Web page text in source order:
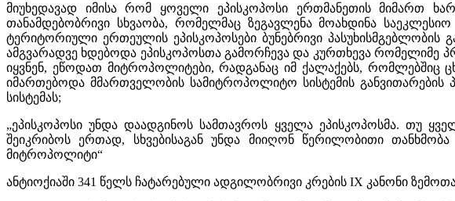
მიუხედავად იმისა რომ ყოველი ეპისკოპოსი ერთმანეთის მიმართ
თანამდებობრივი სხვაობა, რომელმაც ზეგავლენა მოახდინა
ტერიტორიული ერთეულის ეპისკოპოსები ბუნებრივი პასუხისმგებლობის
ამგვარადვე ხდებოდა ეპისკოპოსთა გამორჩევა და კურთხევა რომელიმე
იყვნენ, ეწოდათ მიტროპოლიტები, რადგანაც იმ ქალაქებს, რომლებშიც
იმართებოდა მმართველობის სამიტროპოლიტო სისტემის
სისტემას;
„ეპისკოპოსი უნდა დაადგინოს სამთავროს ყველა ეპისკოპოსმა. თუ
შეიკრიბოს ერთად, სხვებისაგან უნდა მიიღონ წერილობითი
მიტროპოლიტი“
ანტიოქიაში 341 წელს ჩატარებული ადგილობრივი კრების IX კანონი